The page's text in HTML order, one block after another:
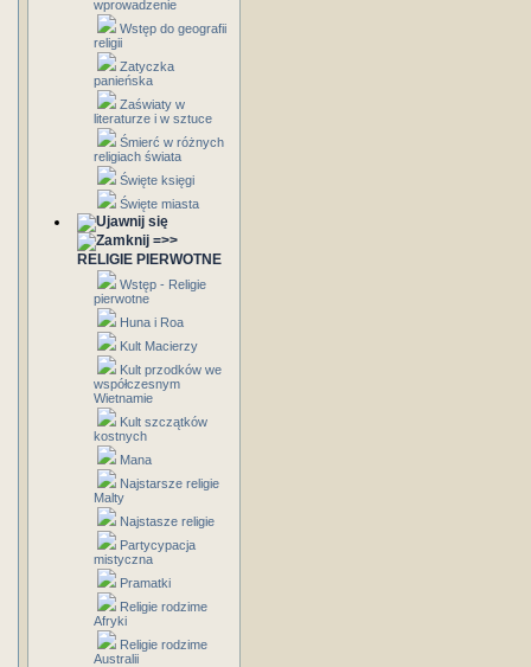
wprowadzenie
Wstęp do geografii
religii
Zatyczka
panieńska
Zaświaty w
literaturze i w sztuce
Śmierć w różnych
religiach świata
Święte księgi
Święte miasta
=>>
RELIGIE PIERWOTNE
Wstęp - Religie
pierwotne
Huna i Roa
Kult Macierzy
Kult przodków we
współczesnym
Wietnamie
Kult szczątków
kostnych
Mana
Najstarsze religie
Malty
Najstasze religie
Partycypacja
mistyczna
Pramatki
Religie rodzime
Afryki
Religie rodzime
Australii